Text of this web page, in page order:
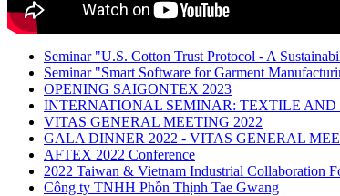
Seminar "U.S. Cotton Trust Protocol - A
Seminar "Smart Software for Garment
OPENING SAIGONTEX 2023
INTERNATIONAL SEMINAR: TEXTILE
VITAS GENERAL MEETING 2022
GALA DINNER 2022 - VITAS GENERAL
AFTEX 2022 Conference
2022 Taiwan & Vietnam Industrial Collaboration
Công ty TNHH Phồn Thịnh Tae Gwang